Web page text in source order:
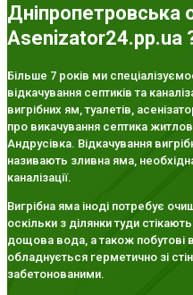
Дніпропетровська
Asenizator24.pp.ua
Більше 7 років ми
відкачування септиків та
вигрібних ям, туалетів,
про викачування септика
Андрусівка. Відкачування
називають зливна яма,
каналізації.
Вигрібна яма іноді потребує
оскільки з ділянки туди
дощова вода, а також побутові
обладнується герметично зі
забетонованими.